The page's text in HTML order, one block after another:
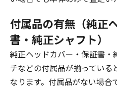
付属品の有無（純正
書・純正シャフト）
純正ヘッドカバー・保証書
チなどの付属品が揃っている
なります。付属品がない場合